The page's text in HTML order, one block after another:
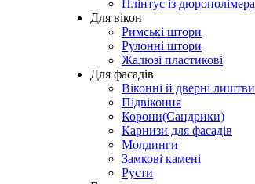
Плінтус із дюрополімера
Для вікон
Римські штори
Рулонні штори
Жалюзі пластикові
Для фасадів
Віконні й дверні лиштви
Підвіконня
Корони(Сандрики)
Карнизи для фасадів
Молдинги
Замкові камені
Русти